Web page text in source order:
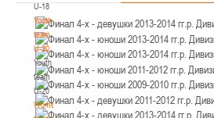
U-18
Youth
team
U-20
Youth
team
U-20
Women's
Уральская 3А
U-12, юноши
II тур – юноши 2014-2015 гг.р., Дивизион 1, 12-14
ул. Пушкина, д. 27
05-07.03.2026